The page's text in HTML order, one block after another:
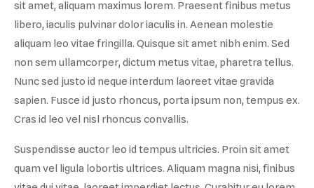
sit amet, aliquam maximus lorem. Praesent finibus metus
libero, iaculis pulvinar dolor iaculis in. Aenean molestie
aliquam leo vitae fringilla. Quisque sit amet nibh enim. Sed
non sem ullamcorper, dictum metus vitae, pharetra tellus.
Nunc sed justo id neque interdum laoreet vitae gravida
sapien. Fusce id justo rhoncus, porta ipsum non, tempus ex.
Cras id leo vel nisl rhoncus convallis.
Suspendisse auctor leo id tempus ultricies. Proin sit amet
quam vel ligula lobortis ultrices. Aliquam magna nisi, finibus